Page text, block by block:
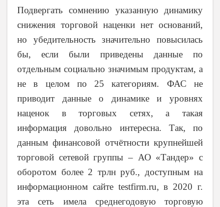
Подвергать сомнению указанную динамику
снижения торговой наценки нет оснований,
но убедительность значительно повысилась
бы, если были приведены данные по
отдельным социально значимым продуктам, а
не в целом по 25 категориям. ФАС не
приводит данные о динамике и уровнях
наценок в торговых сетях, а такая
информация довольно интересна. Так, по
данным финансовой отчётности крупнейшей
торговой сетевой группы – АО «Тандер» с
оборотом более 2 трлн руб., доступным на
информационном сайте testfirm.ru, в 2020 г.
эта сеть имела среднегодовую торговую